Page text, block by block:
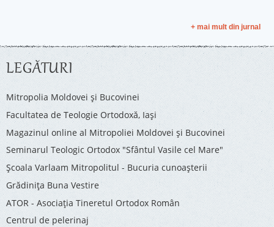
+ mai mult din jurnal
LEGĂTURI
Mitropolia Moldovei și Bucovinei
Facultatea de Teologie Ortodoxă, Iaşi
Magazinul online al Mitropoliei Moldovei și Bucovinei
Seminarul Teologic Ortodox "Sfântul Vasile cel Mare"
Şcoala Varlaam Mitropolitul - Bucuria cunoaşterii
Grădinița Buna Vestire
ATOR - Asociaţia Tineretul Ortodox Român
Centrul de pelerinaj